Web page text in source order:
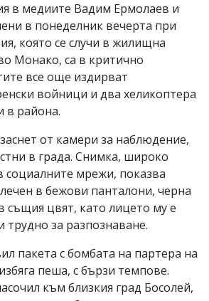
в медиите Вадим Ермолаев и
в понеделник вечерта при
която се случи в жилищна
Монако, са в критично
все още издирват
войници и два хеликоптера
в района.
от камери за наблюдение,
в града. Снимка, широко
социалните мрежи, показва
в бежови панталони, черна
същия цвят, като лицето му е
трудно за разпознаване.
пакета с бомбата на партера на
пеша, с бързи темпове.
към близкия град Босолей,